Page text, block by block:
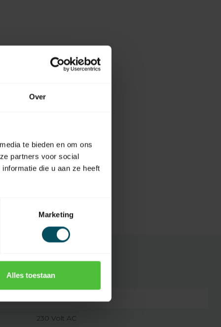
Over
te bieden en om ons
partners voor social
die u aan ze heeft
Marketing
Alles toestaan
230 Volt AC